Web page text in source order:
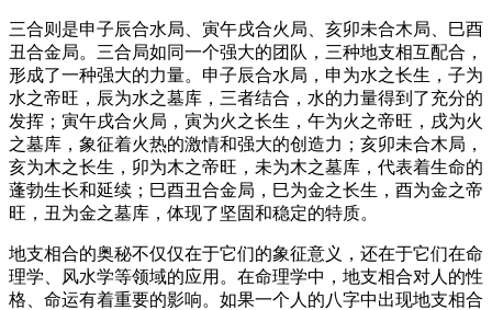
三合则是申子辰合水局、寅午戌合火局、亥卯未合木局、巳酉
丑合金局。三合局如同一个强大的团队，三种地支相互配合，
形成了一种强大的力量。申子辰合水局，申为水之长生，子为
水之帝旺，辰为水之墓库，三者结合，水的力量得到了充分的
发挥；寅午戌合火局，寅为火之长生，午为火之帝旺，戌为火
之墓库，象征着火热的激情和强大的创造力；亥卯未合木局，
亥为木之长生，卯为木之帝旺，未为木之墓库，代表着生命的
蓬勃生长和延续；巳酉丑合金局，巳为金之长生，酉为金之帝
旺，丑为金之墓库，体现了坚固和稳定的特质。
地支相合的奥秘不仅仅在于它们的象征意义，还在于它们在命
理学、风水学等领域的应用。在命理学中，地支相合对人的性
格、命运有着重要的影响。如果一个人的八字中出现地支相合